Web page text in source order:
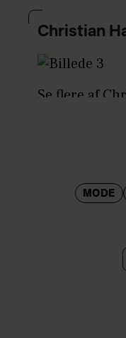
Christian
Se flere af
MODE